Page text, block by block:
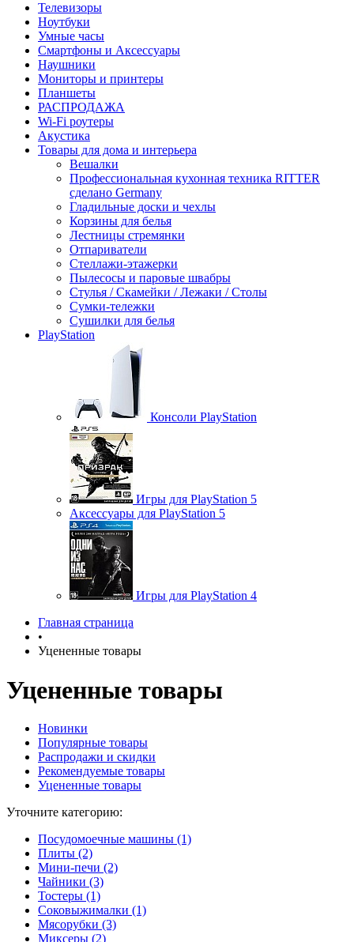
Телевизоры
Ноутбуки
Умные часы
Смартфоны и Аксессуары
Наушники
Мониторы и принтеры
Планшеты
РАСПРОДАЖА
Wi-Fi роутеры
Акустика
Товары для дома и интерьера
Вешалки
Профессиональная кухонная техника RITTER
сделано Germany
Гладильные доски и чехлы
Корзины для белья
Лестницы стремянки
Отпариватели
Стеллажи-этажерки
Пылесосы и паровые швабры
Стулья / Скамейки / Лежаки / Столы
Сумки-тележки
Сушилки для белья
PlayStation
Консоли PlayStation
Игры для PlayStation 5
Аксессуары для PlayStation 5
Игры для PlayStation 4
Главная страница
•
Уцененные товары
Уцененные товары
Новинки
Популярные товары
Распродажи и скидки
Рекомендуемые товары
Уцененные товары
Уточните категорию:
Посудомоечные машины (1)
Плиты (2)
Мини-печи (2)
Чайники (3)
Тостеры (1)
Соковыжималки (1)
Мясорубки (3)
Миксеры (2)